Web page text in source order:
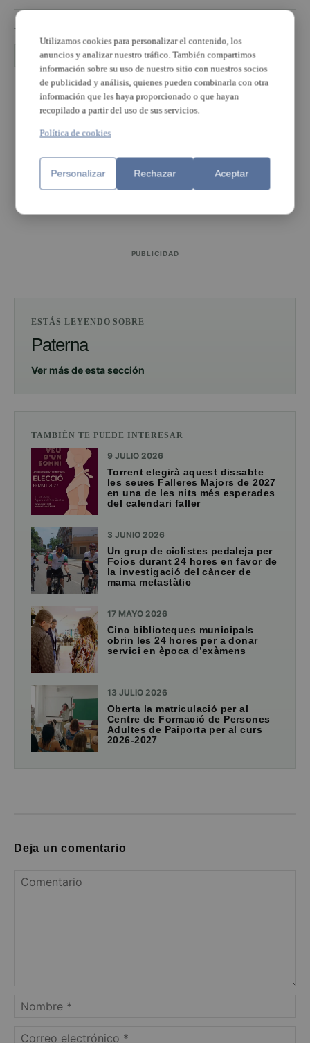
TEMAS
defensor del vecino Paterna
PUBLICIDAD
ESTÁS LEYENDO SOBRE
Paterna
Ver más de esta sección
TAMBIÉN TE PUEDE INTERESAR
9 JULIO 2026
Torrent elegirà aquest dissabte
les seues Falleres Majors de 2027
en una de les nits més esperades
del calendari faller
3 JUNIO 2026
Un grup de ciclistes pedaleja per
Foios durant 24 hores en favor de
la investigació del càncer de
mama metastàtic
17 MAYO 2026
Cinc biblioteques municipals
obrin les 24 hores per a donar
servici en època d’exàmens
13 JULIO 2026
Oberta la matriculació per al
Centre de Formació de Persones
Adultes de Paiporta per al curs
2026-2027
Deja un comentario
Utilizamos cookies para personalizar el contenido, los
anuncios y analizar nuestro tráfico. También compartimos
información sobre su uso de nuestro sitio con nuestros socios
de publicidad y análisis, quienes pueden combinarla con otra
información que les haya proporcionado o que hayan
recopilado a partir del uso de sus servicios.
Política de cookies
Personalizar Rechazar Aceptar